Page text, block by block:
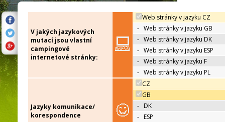
V jakých jazykových
mutací jsou vlastní
campingové
internetové stránky:
Web stránky v jazyku CZ
- Web stránky v jazyku GB
- Web stránky v jazyku DK
- Web stránky v jazyku ESP
- Web stránky v jazyku F
- Web stránky v jazyku PL
Jazyky komunikace/
korespondence
CZ
GB
- DK
- ESP